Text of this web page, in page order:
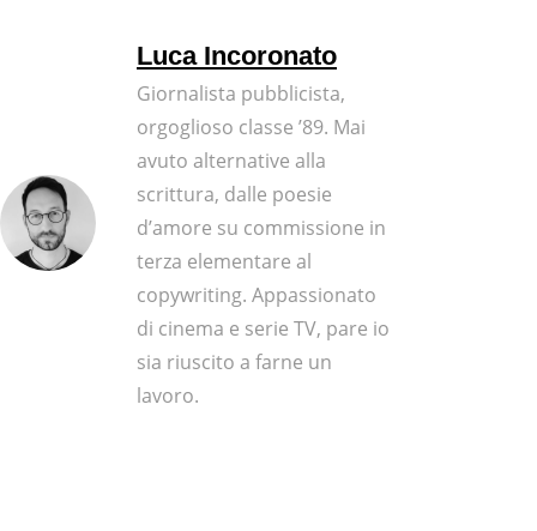
Luca Incoronato
Giornalista pubblicista,
orgoglioso classe ’89. Mai
avuto alternative alla
scrittura, dalle poesie
d’amore su commissione in
terza elementare al
copywriting. Appassionato
di cinema e serie TV, pare io
sia riuscito a farne un
lavoro.